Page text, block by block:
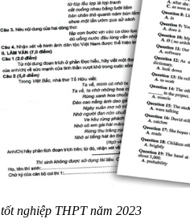
nghiệp THPT năm 2023